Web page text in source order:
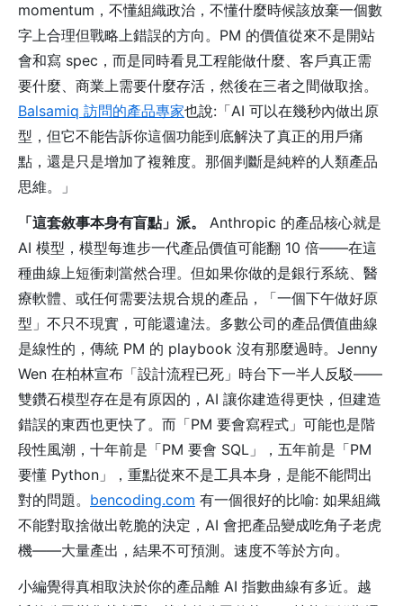
momentum，不懂組織政治，不懂什麼時候該放棄一個數
字上合理但戰略上錯誤的方向。PM 的價值從來不是開站
會和寫 spec，而是同時看見工程能做什麼、客戶真正需
要什麼、商業上需要什麼存活，然後在三者之間做取捨。
Balsamiq 訪問的產品專家也說:「AI 可以在幾秒內做出原
型，但它不能告訴你這個功能到底解決了真正的用戶痛
點，還是只是增加了複雜度。那個判斷是純粹的人類產品
思維。」
「這套敘事本身有盲點」派。
Anthropic 的產品核心就是
AI 模型，模型每進步一代產品價值可能翻 10 倍——在這
種曲線上短衝刺當然合理。但如果你做的是銀行系統、醫
療軟體、或任何需要法規合規的產品，「一個下午做好原
型」不只不現實，可能還違法。多數公司的產品價值曲線
是線性的，傳統 PM 的 playbook 沒有那麼過時。Jenny
Wen 在柏林宣布「設計流程已死」時台下一半人反駁——
雙鑽石模型存在是有原因的，AI 讓你建造得更快，但建造
錯誤的東西也更快了。而「PM 要會寫程式」可能也是階
段性風潮，十年前是「PM 要會 SQL」，五年前是「PM
要懂 Python」，重點從來不是工具本身，是能不能問出
對的問題。 bencoding.com 有一個很好的比喻: 如果組織
不能對取捨做出乾脆的決定，AI 會把產品變成吃角子老虎
機——大量產出，結果不可預測。速度不等於方向。
小編覺得真相取決於你的產品離 AI 指數曲線有多近。越